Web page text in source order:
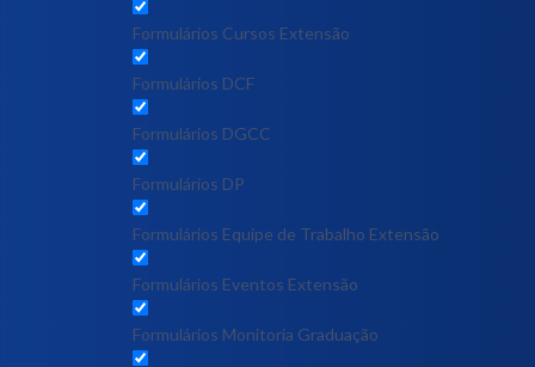
Formulários Cursos Extensão
Formulários DCF
Formulários DGCC
Formulários DP
Formulários Equipe de Trabalho Extensão
Formulários Eventos Extensão
Formulários Monitoria Graduação